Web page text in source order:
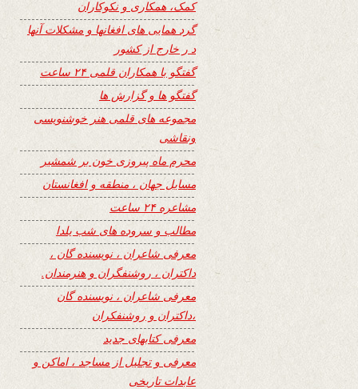
کمک، همکاری و نکوکاران
گرد همایی های افغانها و مشکلات آنها
د ر خارج از کشور
گفتگو با همکاران قلمی ۲۴ ساعت
گفتگو ها و گزارش ها
مجموعه های قلمی هنر خوشنویسی
ونقاشی
محرم ماه پیروزی خون بر شمشیر
مسایل جهان ، منطقه و افغانستان
مشاعره ۲۴ ساعت
مطالب و سروده های شب یلدا
معرفی شاعران ، نویسنده گان ،
داکتران ، روشنفگران و هنرمندان.
معرفی شاعران ، نویسنده گان
،داکتران و روشنفکران
معرفی کتابهای جدید
معرفی و تجلیل از مساجد ، اماکن و
عابدات تاریخی